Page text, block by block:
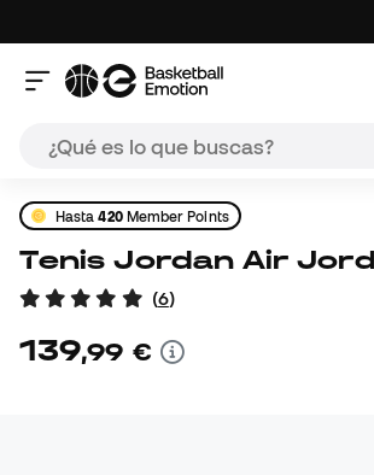
Hasta420Member Points
Tenis Jordan Air
(6)
139,99 €